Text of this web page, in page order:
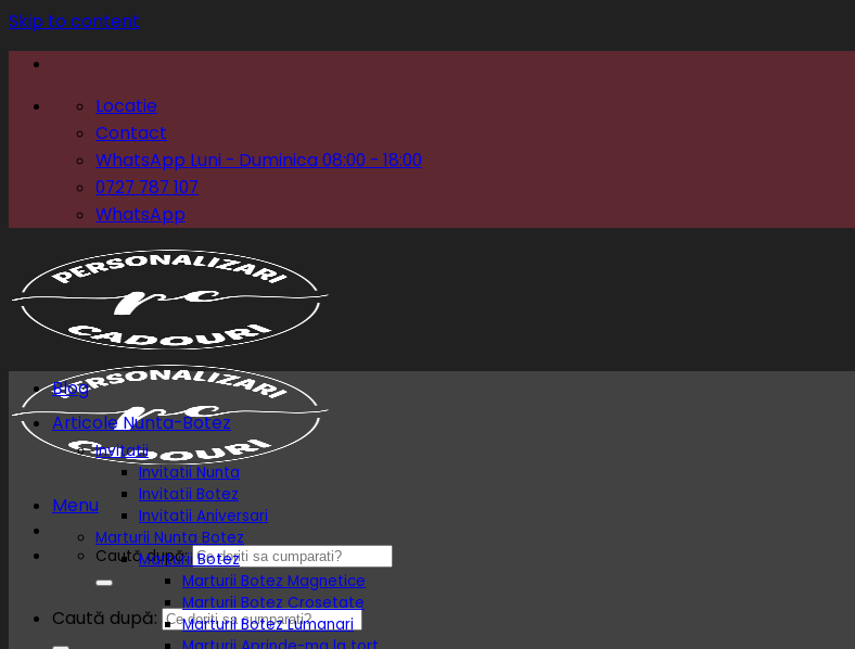
Skip to content
Locatie
Contact
WhatsApp Luni - Duminica 08:00 - 18:00
0727 787 107
WhatsApp
Menu
Caută după:
Caută după:
Blog
Articole Nunta-Botez
Invitatii
Invitatii Nunta
Invitatii Botez
Invitatii Aniversari
Marturii Nunta Botez
Marturii Botez
Marturii Botez Magnetice
Marturii Botez Crosetate
Marturii Botez Lumanari